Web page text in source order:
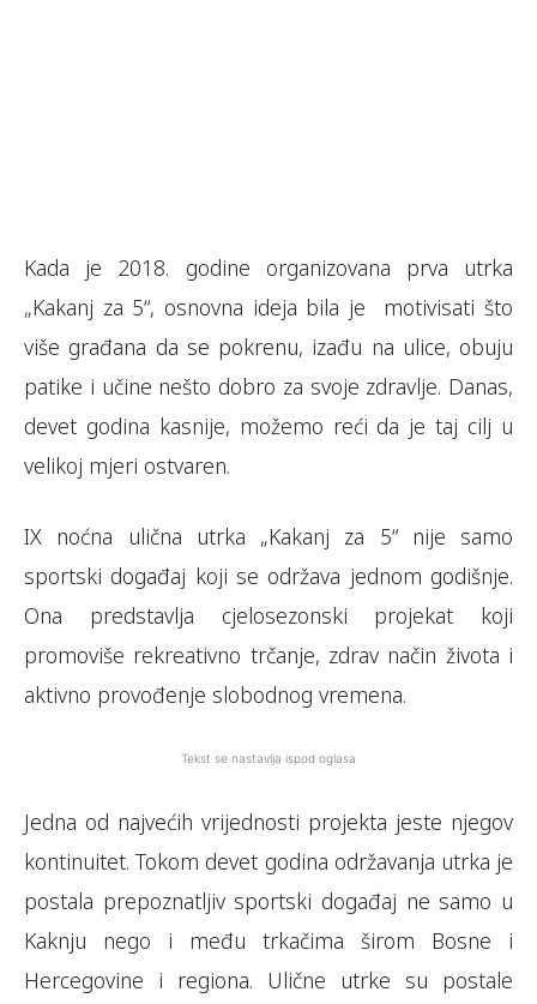
Kada je 2018. godine organizovana prva utrka
„Kakanj za 5“, osnovna ideja bila je motivisati što
više građana da se pokrenu, izađu na ulice, obuju
patike i učine nešto dobro za svoje zdravlje. Danas,
devet godina kasnije, možemo reći da je taj cilj u
velikoj mjeri ostvaren.
IX noćna ulična utrka „Kakanj za 5“ nije samo
sportski događaj koji se održava jednom godišnje.
Ona predstavlja cjelosezonski projekat koji
promoviše rekreativno trčanje, zdrav način života i
aktivno provođenje slobodnog vremena.
Tekst se nastavlja ispod oglasa
Jedna od najvećih vrijednosti projekta jeste njegov
kontinuitet. Tokom devet godina održavanja utrka je
postala prepoznatljiv sportski događaj ne samo u
Kaknju nego i među trkačima širom Bosne i
Hercegovine i regiona. Ulične utrke su postale